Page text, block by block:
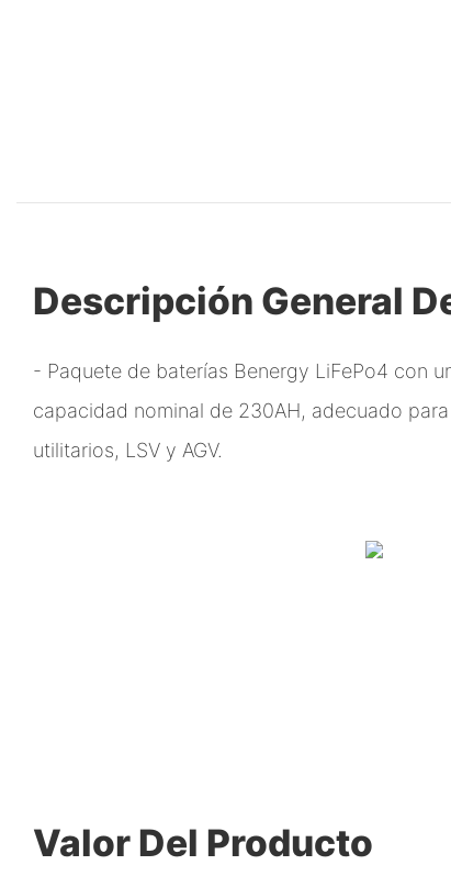
Descripción General
- Paquete de baterías Benergy LiFePo4 con
capacidad nominal de 230AH, adecuado
utilitarios, LSV y AGV.
Valor Del Producto